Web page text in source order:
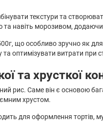
текстури та
навіть морозивом, додаючи
що особливо зручно як для
оптимізувати витрати при
та хрусткої
рис. Саме він є основою
хрустом.
для оформлення тортів,